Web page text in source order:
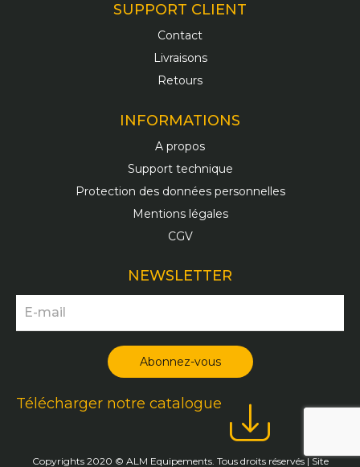
SUPPORT CLIENT
Contact
Livraisons
Retours
INFORMATIONS
A propos
Support technique
Protection des données personnelles
Mentions légales
CGV
NEWSLETTER
Télécharger notre catalogue
Copyrights 2020 © ALM Equipements. Tous droits réservés | Site